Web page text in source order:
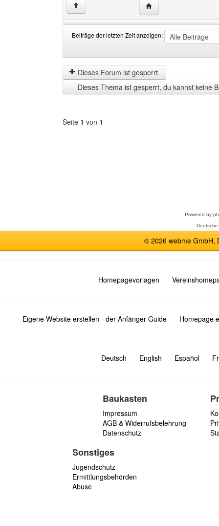
↑ Website dieses
Beiträge der letzten Zeit anzeigen:
der
letzten
Zeit
anzeigen
by
Dieses Forum ist gesperrt.
Dieses Thema ist gesperrt, du kannst keine
Seite 1 von 1
Powered by
© 2026 webme GmbH,
Homepagevorlagen
Eigene Website erstellen - der Anfänger Guide Homepage
Deutsch English Español
Baukasten
Impressum
AGB & Widerrufsbelehrung
Datenschutz
Sonstiges
Jugendschutz
Ermittlungsbehörden
Abuse